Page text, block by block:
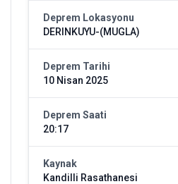
Deprem Lokasyonu
DERINKUYU-(MUGLA)
Deprem Tarihi
10 Nisan 2025
Deprem Saati
20:17
Kaynak
Kandilli Rasathanesi